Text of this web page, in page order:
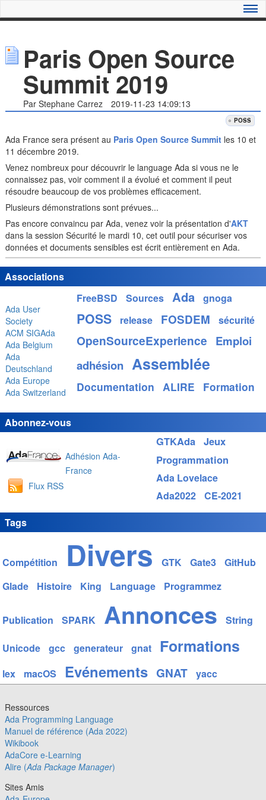
Paris Open Source
Summit 2019
Par Stephane Carrez 2019-11-23 14:09:13
POSS
Ada France sera présent au Paris Open Source Summitles 10 et
11 décembre 2019.
Venez nombreux pour découvrir le language Ada si vous ne le
connaissez pas, voir comment il a évolué et comment il peut
résoudre beaucoup de vos problèmes efficacement.
Plusieurs démonstrations sont prévues...
Pas encore convaincu par Ada, venez voir la présentation d'AKT
dans la session Sécurité le mardi 10, cet outil pour sécuriser vos
données et documents sensibles est écrit entièrement en Ada.
Associations
Ada User
Society
ACM SIGAda
Ada Belgium
Ada
Deutschland
Ada Europe
Ada Switzerland
Abonnez-vous
Adhésion Ada-
France
Flux RSS
Tags
FreeBSD Sources Ada gnoga
POSS release FOSDEM sécurité
OpenSourceExperience Emploi
adhésion Assemblée
Documentation ALIRE Formation
GTKAda Jeux
Programmation
Ada Lovelace
Ada2022
CE-2021
Compétition Divers GTK Gate3
GitHub
Glade
Histoire King Language Programmez
Publication SPARK Annonces String
Unicode gcc generateur gnat Formations
lex macOS Evénements GNAT yacc
Ressources
Ada Programming Language
Manuel de référence (Ada 2022)
Wikibook
AdaCore e-Learning
Alire (Ada Package Manager)
Sites Amis